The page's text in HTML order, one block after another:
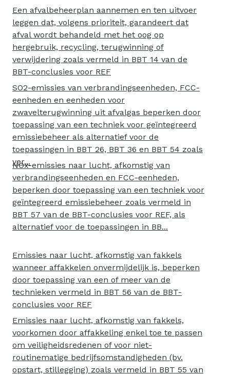
Een afvalbeheerplan aannemen en ten uitvoer
leggen dat, volgens prioriteit, garandeert dat
afval wordt behandeld met het oog op
hergebruik, recycling, terugwinning of
verwijdering zoals vermeld in BBT 14 van de
BBT-conclusies voor REF
SO2-emissies van verbrandingseenheden, FCC-
eenheden en eenheden voor
zwavelterugwinning uit afvalgas beperken door
toepassing van een techniek voor geïntegreerd
emissiebeheer als alternatief voor de
toepassingen in BBT 26, BBT 36 en BBT 54 zoals
ver...
NOx-emissies naar lucht, afkomstig van
verbrandingseenheden en FCC-eenheden,
beperken door toepassing van een techniek voor
geïntegreerd emissiebeheer zoals vermeld in
BBT 57 van de BBT-conclusies voor REF, als
alternatief voor de toepassingen in BB...
Emissies naar lucht, afkomstig van fakkels
wanneer affakkelen onvermijdelijk is, beperken
door toepassing van een of meer van de
technieken vermeld in BBT 56 van de BBT-
conclusies voor REF
Emissies naar lucht, afkomstig van fakkels,
voorkomen door affakkeling enkel toe te passen
om veiligheidsredenen of voor niet-
routinematige bedrijfsomstandigheden (bv.
opstart, stillegging) zoals vermeld in BBT 55 van